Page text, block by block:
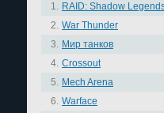
1. RAID: Shadow
2. War Thunder
3. Мир танков
4. Crossout
5. Mech Arena
6. Warface